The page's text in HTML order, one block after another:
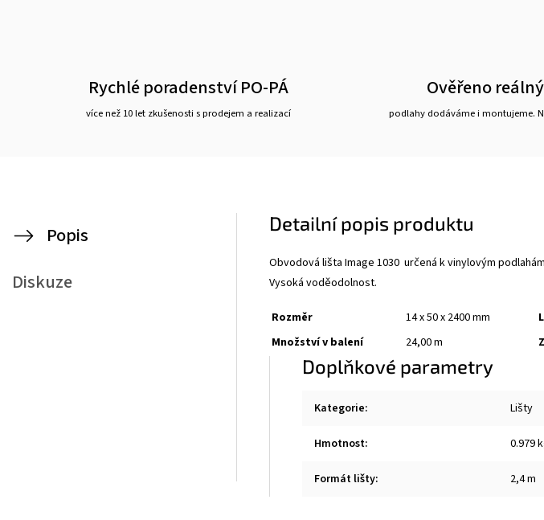
Rychlé poradenství PO-PÁ
více než 10 let zkušenosti s prodejem a realizací
Ověřeno
podlahy dodáváme i montujeme.
Popis
Diskuze
Detailní popis produktu
Obvodová lišta Image 1030 určená k vinylovým
Vysoká voděodolnost.
Rozměr 14 x 50 x 2400 mm
Množství v balení
24,00 m
Doplňkové parametry
Kategorie: Lišty
Hmotnost: 0.979
Formát lišty: 2,4 m